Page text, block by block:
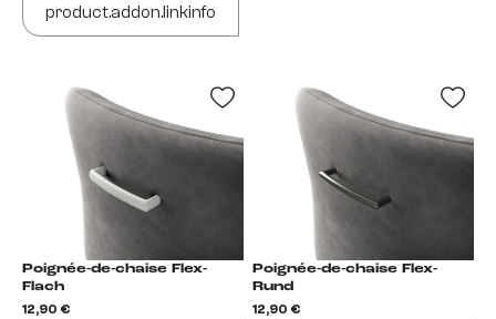
product.addon.linkinfo
Poignée-de-chaise Flex-
Flach
12,90 €
Poignée-de-chaise Flex-
Rund
12,90 €